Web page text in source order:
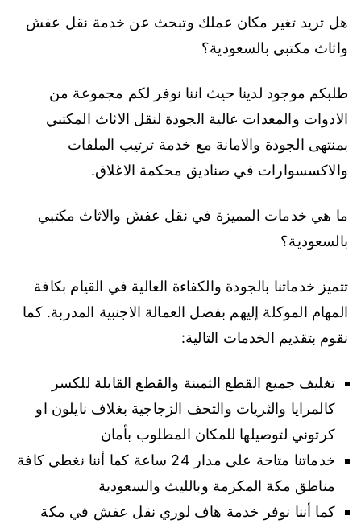
هل تريد تغير مكان عملك وتبحث عن خدمة نقل عفش
واثاث مكتبي بالسعودية؟
طلبكم موجود لدينا حيث اننا نوفر لكم مجموعة من
الادوات والمعدات عالية الجودة لنقل الاثاث المكتبي
بمنتهى الجودة والامانة مع خدمة ترتيب الملفات
والاكسسوارات في صناديق محكمة الاغلاق.
ما هي خدمات المميزة في نقل عفش والاثاث مكتبي
بالسعودية؟
تتميز خدماتنا بالجودة والكفاءة العالية في القيام بكافة
المهام الموكلة إليهم بفضل العمالة الاجنبية المدربة. كما
نقوم بتقديم الخدمات التالية:
تغليف جميع القطع الثمينة والقطع القابلة للكسر
كالمرايا والثريات والتحف الزجاجية بغلاف نايلون او
كرتوني لتوصيلها للمكان المطلوب بأمان
خدماتنا متاحة على مدار 24 ساعة كما أننا نغطي كافة
مناطق مكة المكرمة وبالليث والسعودية
كما أننا نوفر خدمة هاف لوري نقل عفش في مكة